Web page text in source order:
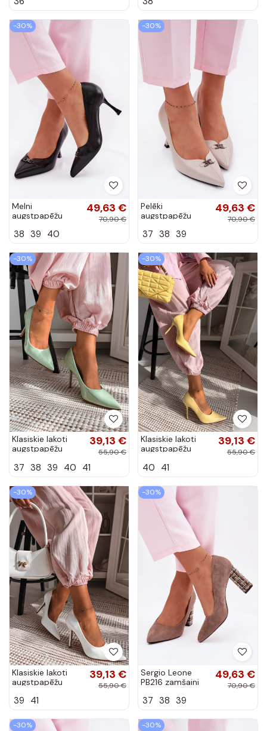
-30%
Melni
augstpapēžu
akcentiem
49,63 €
70,90 €
38 39 40
-30%
Pelēki
augstpapēžu
akcentiem
49,63 €
70,90 €
37 38 39
-30%
Klasiskie lakoti
augstpapēžu
mākslīgā āda
39,13 €
55,90 €
37 38 39 40 41
-30%
Klasiskie lakoti
augstpapēžu
krāsā mākslīgā
39,13 €
55,90 €
40 41
-30%
Klasiskie lakoti
augstpapēžu
mākslīgas ādas
Odira
39,13 €
55,90 €
39 41
-30%
Sergio Leone
PB216 zamšaini
papēdi brūnas
49,63 €
70,90 €
37 38 39
-30% -30%